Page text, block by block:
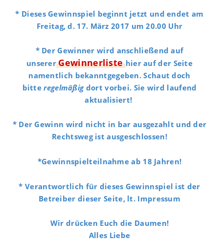
* Dieses Gewinnspiel beginnt jetzt und endet am
Freitag, d. 17. März 2017 um 20.00 Uhr
* Der Gewinner wird anschließend auf
unserer Gewinnerlistehier auf der Seite
namentlich bekanntgegeben. Schaut doch
bitteregelmäßig dort vorbei. Sie wird laufend
aktualisiert!
* Der Gewinn wird nicht in bar ausgezahlt und der
Rechtsweg ist ausgeschlossen!
*Gewinnspielteilnahme ab 18 Jahren!
* Verantwortlich für dieses Gewinnspiel ist der
Betreiber dieser Seite, lt. Impressum
Wir drücken Euch die Daumen!
Alles Liebe